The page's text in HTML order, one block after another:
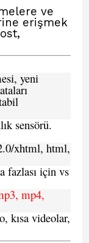
ve
erişmek
yeni
sensörü.
xhtml, html,
fazlası için vs
mp4,
kısa videolar,